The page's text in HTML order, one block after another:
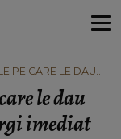
PE CARE LE DAU
le dau
imediat